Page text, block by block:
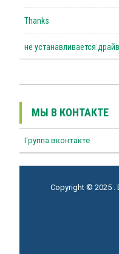
Thanks
не устанавливается
МЫ В КОНТАКТЕ
Группа вконтакте
Copyright © 2025 .